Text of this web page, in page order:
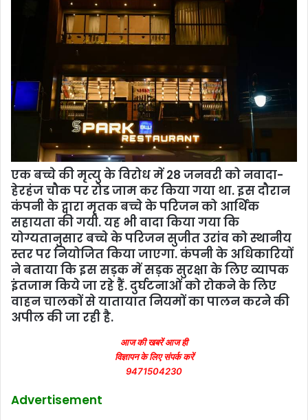
एक बच्चे की मृत्यु के विरोध में 28 जनवरी को नवादा-
हेरहंज चौक पर रोड जाम कर किया गया था. इस दौरान
कंपनी के द्वारा मृतक बच्चे के परिजन को आर्थिक
सहायता की गयी. यह भी वादा किया गया कि
योग्यतानुसार बच्चे के परिजन सुजीत उरांव को स्थानीय
स्तर पर नियोजित किया जाएगा. कंपनी के अधिकारियों
ने बताया कि इस सड़क में सड़क सुरक्षा के लिए व्‍यापक
इंतजाम किये जा रहे हैं. दुर्घटनाओं को रोकने के लिए
वाहन चालकों से यातायात नियमों का पालन करने की
अपील की जा रही है.
आज की खबरें आज ही
विज्ञापन के लिए संपर्क करें
9471504230
Advertisement